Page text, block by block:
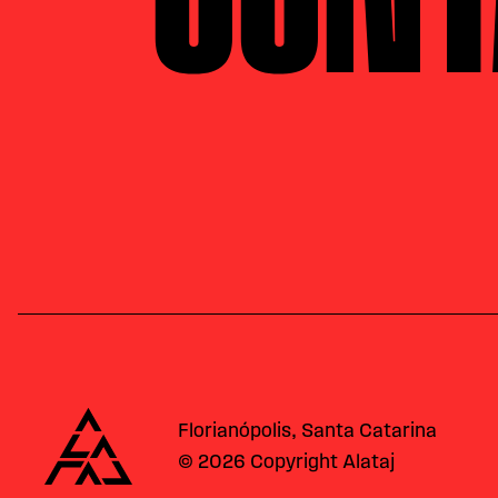
Alataj
Florianópolis, Santa Catarina
© 2026 Copyright Alataj